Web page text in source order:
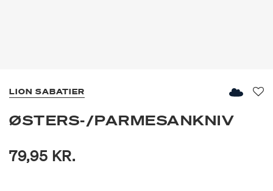
LION SABATIER
ØSTERS-/PARMESANKNIV
79,95 KR.